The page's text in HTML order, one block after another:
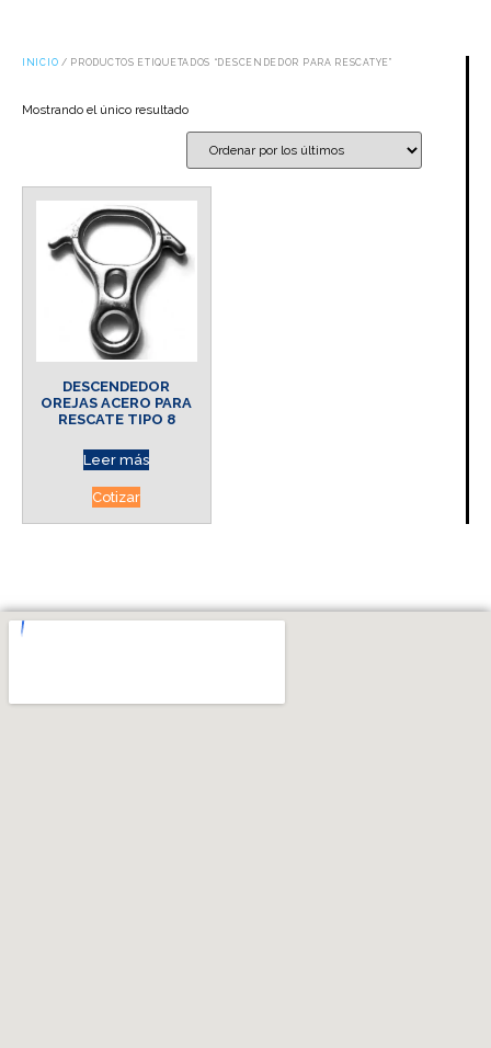
INICIO / PRODUCTOS ETIQUETADOS “DESCENDEDOR PARA RESCATYE”
Mostrando el único resultado
DESCENDEDOR
OREJAS ACERO PARA
RESCATE TIPO 8
Leer más
Cotizar